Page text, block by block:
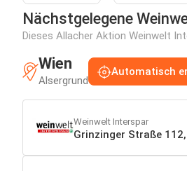
Nächstgelegene
Dieses Allacher Aktion Weinwelt
Wien
Alsergrund
Automatisch
Weinwelt Interspar
Grinzinger Straße